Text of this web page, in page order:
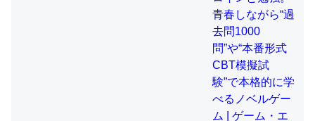
昆虫ってカルシウム少ないのか。知らんかった。調べたら
コオロギのカルシウム分はエビの600分の1程度。
─ニュース :: 【研究発表】昆虫学の大問題＝「昆虫はなぜ海にいな